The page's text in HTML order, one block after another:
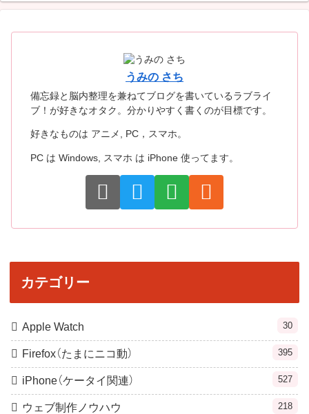
うみの さち
備忘録と脳内整理を兼ねてブログを書いているラブライ
ブ！が好きなオタク。分かりやすく書くのが目標です。
好きなものは アニメ, PC，スマホ。
PC は Windows, スマホ は iPhone 使ってます。
カテゴリー
Apple Watch 30
Firefox（たまにニコ動） 395
iPhone（ケータイ関連） 527
ウェブ制作ノウハウ 218